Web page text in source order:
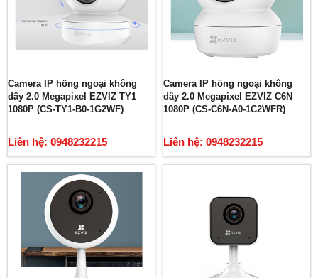
Camera IP hồng ngoại không
dây 2.0 Megapixel EZVIZ TY1
1080P (CS-TY1-B0-1G2WF)
Liên hệ: 0948232215
Camera IP hồng ngoại không
dây 2.0 Megapixel EZVIZ C6N
1080P (CS-C6N-A0-1C2WFR)
Liên hệ: 0948232215